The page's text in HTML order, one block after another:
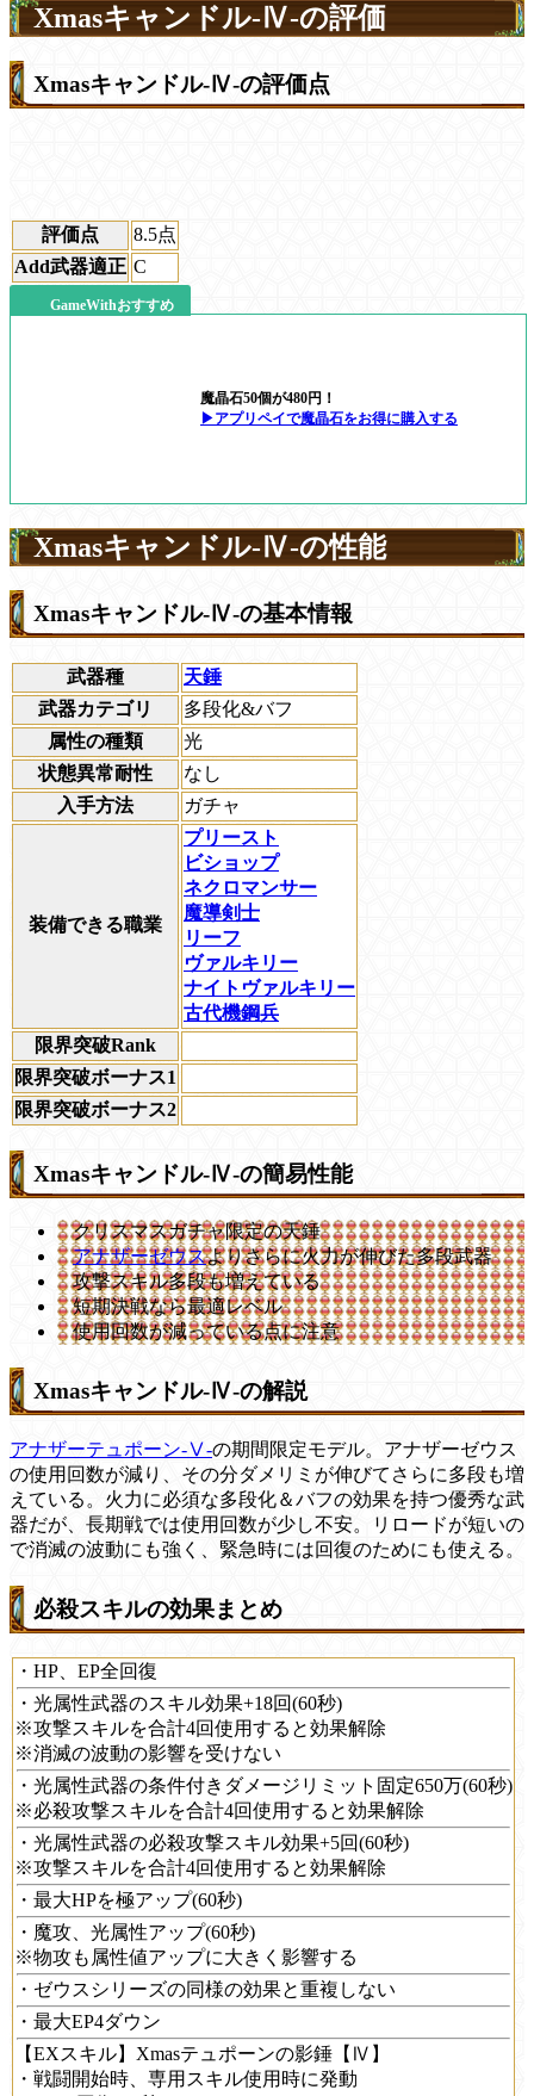
Xmasキャンドル-Ⅳ-の評価
Xmasキャンドル-Ⅳ-の評価点
評価点 8.5点
Add武器適正 C
GameWithおすすめ
魔晶石50個が480円！
▶アプリペイで魔晶石をお得に購入する
Xmasキャンドル-Ⅳ-の性能
Xmasキャンドル-Ⅳ-の基本情報
武器種
天錘
武器カテゴリ
多段化&バフ
属性の種類
光
状態異常耐性
なし
入手方法
ガチャ
装備できる職業
プリースト
ビショップ
ネクロマンサー
魔導剣士
リーフ
ヴァルキリー
ナイトヴァルキリー
古代機鋼兵
限界突破Rank
限界突破ボーナス1
限界突破ボーナス2
Xmasキャンドル-Ⅳ-の簡易性能
クリスマスガチャ限定の天錘
アナザーゼウスよりさらに火力が伸びた多段武器
攻撃スキル多段も増えている
短期決戦なら最適レベル
使用回数が減っている点に注意
Xmasキャンドル-Ⅳ-の解説
アナザーテュポーン-Ⅴ-の期間限定モデル。アナザーゼウス
の使用回数が減り、その分ダメリミが伸びてさらに多段も増
えている。火力に必須な多段化＆バフの効果を持つ優秀な武
器だが、長期戦では使用回数が少し不安。リロードが短いの
で消滅の波動にも強く、緊急時には回復のためにも使える。
必殺スキルの効果まとめ
・HP、EP全回復
・光属性武器のスキル効果+18回(60秒)
※攻撃スキルを合計4回使用すると効果解除
※消滅の波動の影響を受けない
・光属性武器の条件付きダメージリミット固定650万(60秒)
※必殺攻撃スキルを合計4回使用すると効果解除
・光属性武器の必殺攻撃スキル効果+5回(60秒)
※攻撃スキルを合計4回使用すると効果解除
・最大HPを極アップ(60秒)
・魔攻、光属性アップ(60秒)
※物攻も属性値アップに大きく影響する
・ゼウスシリーズの同様の効果と重複しない
・最大EP4ダウン
【EXスキル】Xmasテュポーンの影錘【Ⅳ】
・戦闘開始時、専用スキル使用時に発動